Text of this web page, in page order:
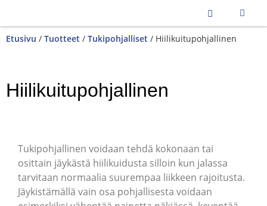
Etusivu / Tuotteet / Tukipohjalliset / Hiilikuitupohjallinen
Hiilikuitupohjallinen
Tukipohjallinen voidaan tehdä kokonaan tai
osittain jäykästä hiilikuidusta silloin kun jalassa
tarvitaan normaalia suurempaa liikkeen rajoitusta.
Jäykistämällä vain osa pohjallisesta voidaan